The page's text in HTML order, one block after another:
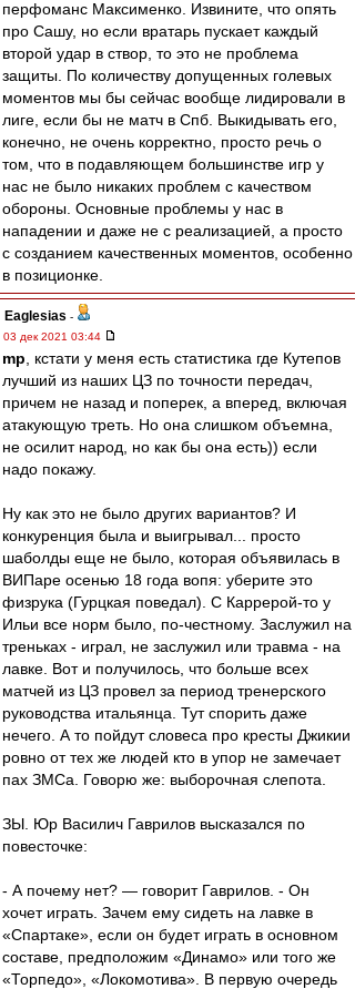
перфоманс Максименко. Извините, что опять
про Сашу, но если вратарь пускает каждый
второй удар в створ, то это не проблема
защиты. По количеству допущенных голевых
моментов мы бы сейчас вообще лидировали в
лиге, если бы не матч в Спб. Выкидывать его,
конечно, не очень корректно, просто речь о
том, что в подавляющем большинстве игр у
нас не было никаких проблем с качеством
обороны. Основные проблемы у нас в
нападении и даже не с реализацией, а просто
с созданием качественных моментов, особенно
в позиционке.
Eaglesias -
03 дек 2021 03:44
mp , кстати у меня есть статистика где Кутепов
лучший из наших ЦЗ по точности передач,
причем не назад и поперек, а вперед, включая
атакующую треть. Но она слишком объемна,
не осилит народ, но как бы она есть)) если
надо покажу.
Ну как это не было других вариантов? И
конкуренция была и выигрывал... просто
шаболды еще не было, которая объявилась в
ВИПаре осенью 18 года вопя: уберите это
физрука (Гурцкая поведал). С Каррерой-то у
Ильи все норм было, по-честному. Заслужил на
треньках - играл, не заслужил или травма - на
лавке. Вот и получилось, что больше всех
матчей из ЦЗ провел за период тренерского
руководства итальянца. Тут спорить даже
нечего. А то пойдут словеса про кресты Джикии
ровно от тех же людей кто в упор не замечает
пах ЗМСа. Говорю же: выборочная слепота.
ЗЫ. Юр Василич Гаврилов высказался по
повесточке:
- А почему нет? — говорит Гаврилов. - Он
хочет играть. Зачем ему сидеть на лавке в
«Спартаке», если он будет играть в основном
составе, предположим «Динамо» или того же
«Торпедо», «Локомотива». В первую очередь